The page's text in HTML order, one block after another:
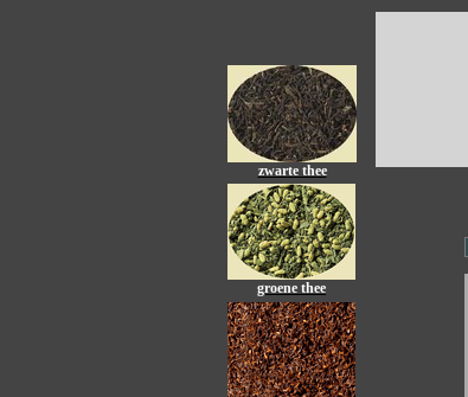
zwarte thee
groene thee